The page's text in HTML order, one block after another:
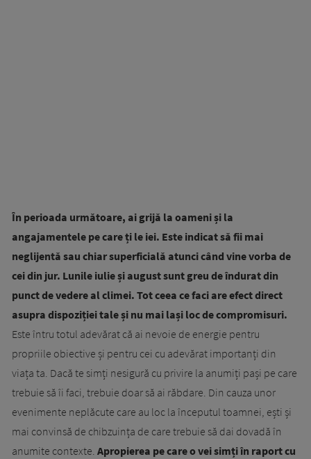
În perioada următoare, ai grijă la oameni și la
angajamentele pe care ți le iei. Este indicat să fii mai
neglijentă sau chiar superficială atunci când vine vorba de
cei din jur. Lunile iulie și august sunt greu de îndurat din
punct de vedere al climei. Tot ceea ce faci are efect direct
asupra dispoziției tale și nu mai lași loc de compromisuri.
Este întru totul adevărat că ai nevoie de energie pentru
propriile obiective și pentru cei cu adevărat importanți din
viața ta. Dacă te simți nesigură cu privire la anumiți pași pe care
trebuie să îi faci, trebuie doar să ai răbdare. Din cauza unor
evenimente neplăcute care au loc la începutul toamnei, ești și
mai convinsă de chibzuința de care trebuie să dai dovadă în
anumite contexte. Apropierea pe care o vei simți în raport cu